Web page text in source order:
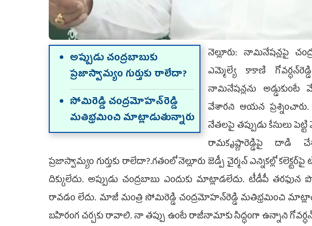
అప్పుడు చంద్రబాబుకు
ప్రజాస్వామ్యం గుర్తుకు రాలేదా?
సోమిరెడ్డి చంద్రమోహన్‌రెడ్డి
మతిభ్రమించి మాట్లాడుతున్నారు
నెల్లూరు: నామినేషన్లపై
ఎమ్మెల్యే కాకాణి
నామినేషన్లను
వేశారని ఆయన
నేతలపై తప్పుడు కేసులు
రామకృష్ణారెడ్డిపై దాడి
ప్రజాస్వామ్యం గుర్తుకు రాలేదా?.గతంలో నెల్లూరు జెడ్పీ చైర్మన్‌ ఎన్నికల్లో
దిక్కులేదు. అప్పుడు చంద్రబాబు ఎందుకు మాట్లాడలేదు. టీడీపీ తరఫున
రావడం లేదు. మాజీ మంత్రి సోమిరెడ్డి చంద్రమోహన్‌రెడ్డి మతిభ్రమించి
బహిరంగ చర్చకు రావాలి. నా తప్పు ఉంటే రాజీనామాకు సిద్ధంగా ఉన్నాని